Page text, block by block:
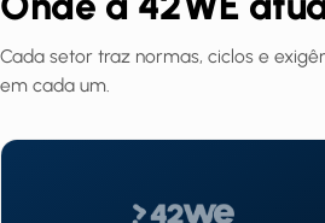
Cada setor traz normas, ciclos e
em cada um.